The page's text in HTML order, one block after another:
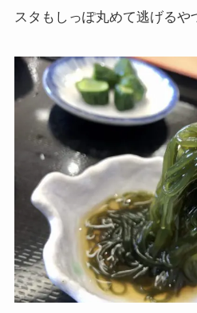
スタもしっぽ丸めて逃げるや